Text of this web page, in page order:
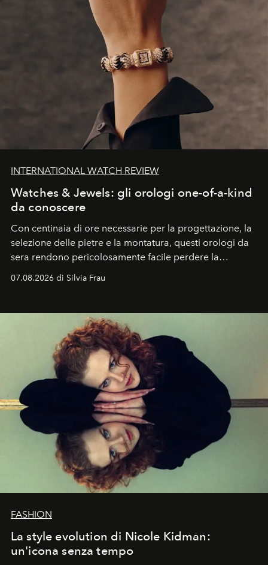
INTERNATIONAL WATCH REVIEW
Watches & Jewels: gli orologi one-of-a-kind
da conoscere
Con centinaia di ore necessarie per la progettazione, la
selezione delle pietre e la montatura, questi orologi da
sera rendono pericolosamente facile perdere la
07.08.2026 di Silvia Frau
FASHION
La style evolution di Nicole Kidman:
un'icona senza tempo